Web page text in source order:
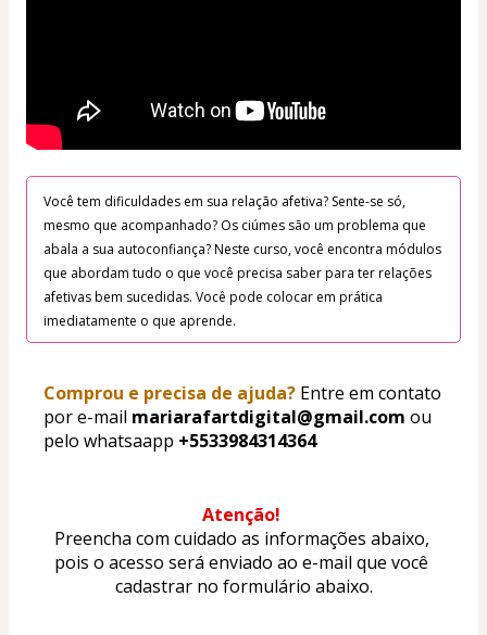
Você tem dificuldades em sua relação afetiva? Sente-se só,
mesmo que acompanhado? Os ciúmes são um problema que
abala a sua autoconfiança? Neste curso, você encontra módulos
que abordam tudo o que você precisa saber para ter relações
afetivas bem sucedidas. Você pode colocar em prática
imediatamente o que aprende.
Comprou e precisa de ajuda? Entre em contato
por e-mail mariarafartdigital@gmail.com ou
pelo whatsaapp +5533984314364
Atenção!
Preencha com cuidado as informações abaixo,
pois o acesso será enviado ao e-mail que você
cadastrar no formulário abaixo.